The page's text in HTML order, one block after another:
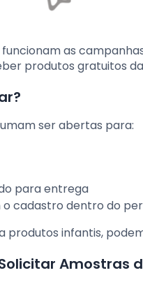
as
produtos gratuitos
ser abertas para:
para entrega
o cadastro dentro do
produtos infantis,
Amostras